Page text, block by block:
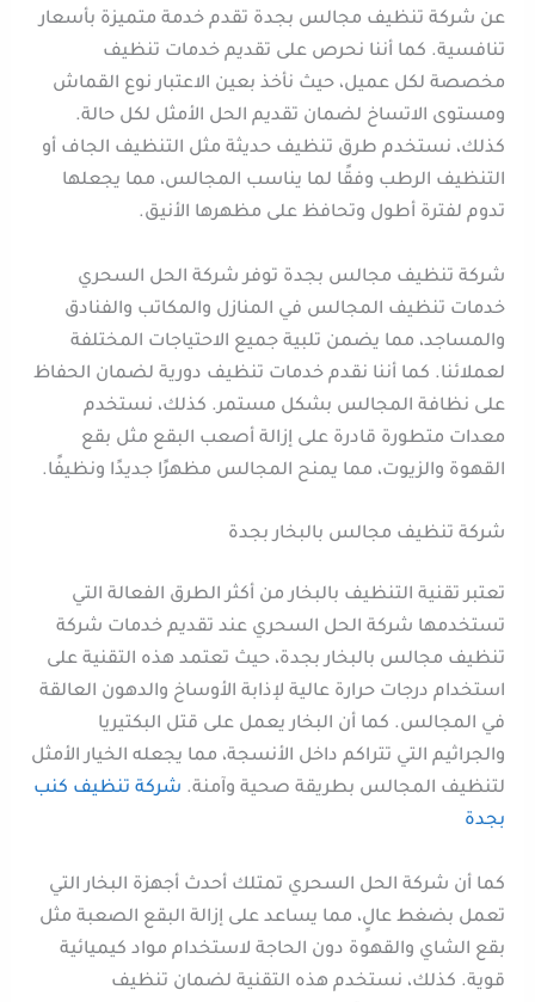
عن شركة تنظيف مجالس بجدة تقدم خدمة متميزة بأسعار
تنافسية. كما أننا نحرص على تقديم خدمات تنظيف
مخصصة لكل عميل، حيث نأخذ بعين الاعتبار نوع القماش
ومستوى الاتساخ لضمان تقديم الحل الأمثل لكل حالة.
كذلك، نستخدم طرق تنظيف حديثة مثل التنظيف الجاف أو
التنظيف الرطب وفقًا لما يناسب المجالس، مما يجعلها
تدوم لفترة أطول وتحافظ على مظهرها الأنيق.
شركة تنظيف مجالس بجدة توفر شركة الحل السحري
خدمات تنظيف المجالس في المنازل والمكاتب والفنادق
والمساجد، مما يضمن تلبية جميع الاحتياجات المختلفة
لعملائنا. كما أننا نقدم خدمات تنظيف دورية لضمان الحفاظ
على نظافة المجالس بشكل مستمر. كذلك، نستخدم
معدات متطورة قادرة على إزالة أصعب البقع مثل بقع
القهوة والزيوت، مما يمنح المجالس مظهرًا جديدًا ونظيفًا.
شركة تنظيف مجالس بالبخار بجدة
تعتبر تقنية التنظيف بالبخار من أكثر الطرق الفعالة التي
تستخدمها شركة الحل السحري عند تقديم خدمات شركة
تنظيف مجالس بالبخار بجدة، حيث تعتمد هذه التقنية على
استخدام درجات حرارة عالية لإذابة الأوساخ والدهون العالقة
في المجالس. كما أن البخار يعمل على قتل البكتيريا
والجراثيم التي تتراكم داخل الأنسجة، مما يجعله الخيار الأمثل
لتنظيف المجالس بطريقة صحية وآمنة. شركة تنظيف كنب
بجدة
كما أن شركة الحل السحري تمتلك أحدث أجهزة البخار التي
تعمل بضغط عالٍ، مما يساعد على إزالة البقع الصعبة مثل
بقع الشاي والقهوة دون الحاجة لاستخدام مواد كيميائية
قوية. كذلك، نستخدم هذه التقنية لضمان تنظيف